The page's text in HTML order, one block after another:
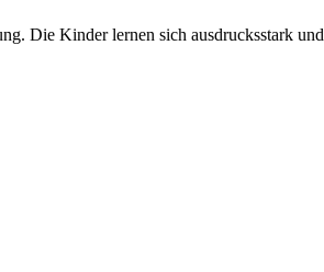
Die Kinder lernen sich ausdrucksstark und